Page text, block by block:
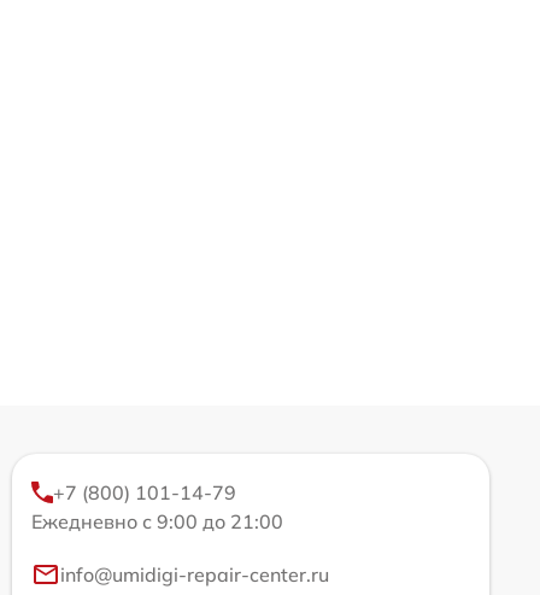
+7 (800) 101-14-79
Ежедневно с 9:00 до 21:00
info@umidigi-repair-center.ru